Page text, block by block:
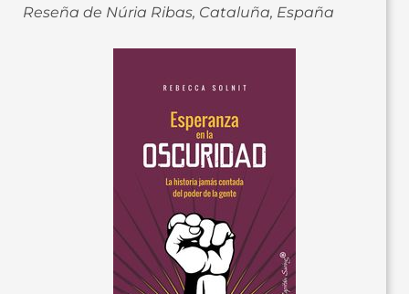
Reseña de Núria Ribas, Cataluña, España